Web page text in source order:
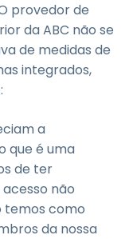
provedor de
da ABC não se
de medidas de
integrados,
a
que é uma
de ter
não
temos como
da nossa